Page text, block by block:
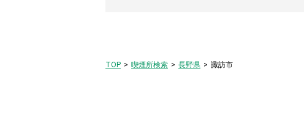
TOP 喫煙所検索 長野県 諏訪市